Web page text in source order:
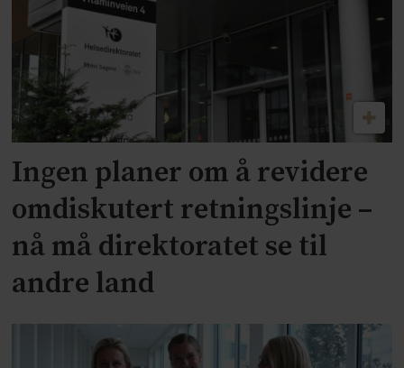
Ingen planer om å revidere
omdiskutert retningslinje –
nå må direktoratet se til
andre land